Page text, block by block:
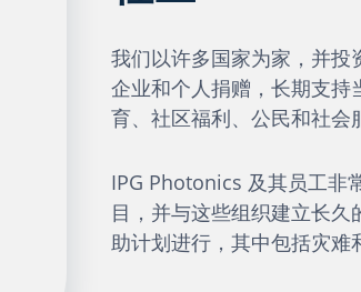
我们以许多国家为家，并投
企业和个人捐赠，长期支持
育、社区福利、公民和社会
IPG Photonics 及其员工非
目，并与这些组织建立长
助计划进行，其中包括灾难